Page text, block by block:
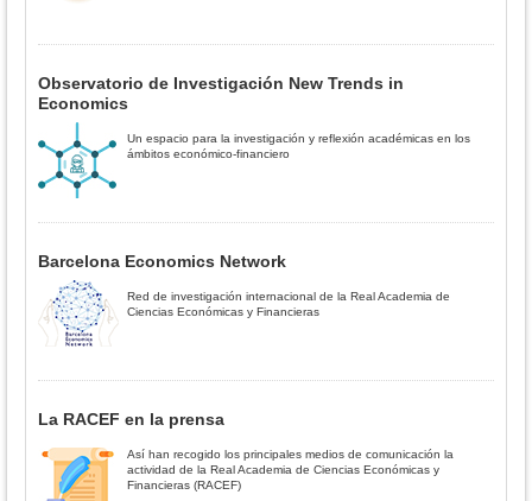
Observatorio de Investigación New Trends in
Economics
Un espacio para la investigación y reflexión académicas en los
ámbitos económico-financiero
Barcelona Economics Network
Red de investigación internacional de la Real Academia de
Ciencias Económicas y Financieras
La RACEF en la prensa
Así han recogido los principales medios de comunicación la
actividad de la Real Academia de Ciencias Económicas y
Financieras (RACEF)